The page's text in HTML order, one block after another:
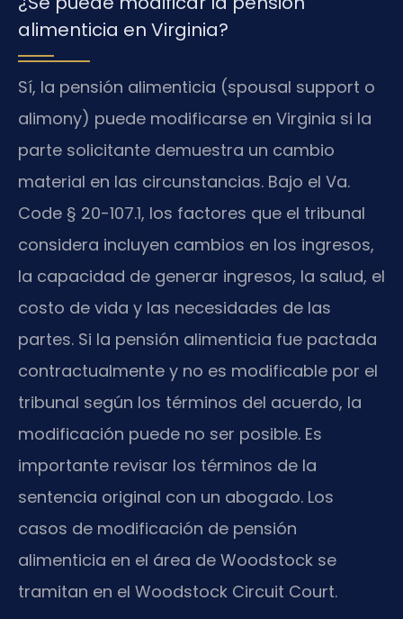
alimenticia en Virginia?
Sí, la pensión alimenticia (spousal support o
alimony) puede modificarse en Virginia si la
parte solicitante demuestra un cambio
material en las circunstancias. Bajo el Va.
Code § 20-107.1, los factores que el tribunal
considera incluyen cambios en los ingresos,
la capacidad de generar ingresos, la salud, el
costo de vida y las necesidades de las
partes. Si la pensión alimenticia fue pactada
contractualmente y no es modificable por el
tribunal según los términos del acuerdo, la
modificación puede no ser posible. Es
importante revisar los términos de la
sentencia original con un abogado. Los
casos de modificación de pensión
alimenticia en el área de Woodstock se
tramitan en el Woodstock Circuit Court.